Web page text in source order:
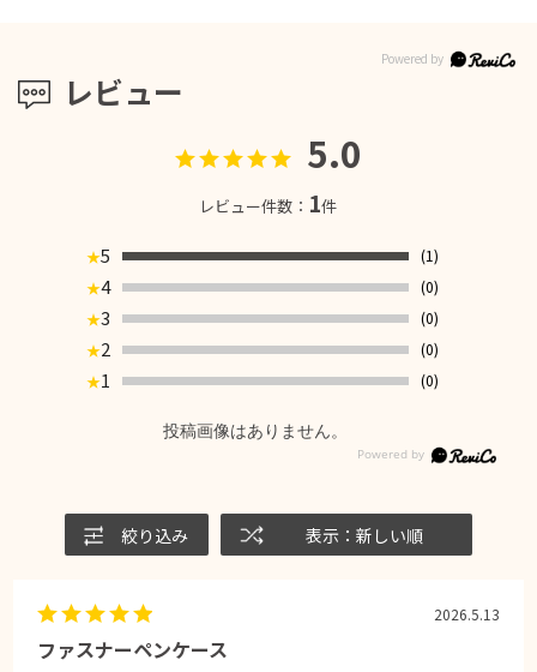
レビュー
5.0
レビュー件数： 1件
★5
(1)
★4
(0)
★3
(0)
★2
(0)
★1 (0)
投稿画像はありません。
絞り込み 表示：新しい順
ファスナーペンケース
2026.5.13